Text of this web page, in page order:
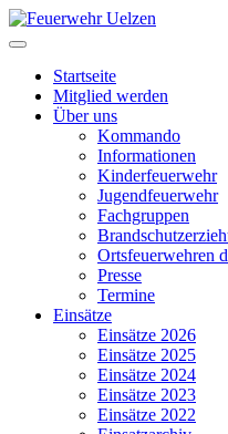
Startseite
Mitglied werden
Über uns
Kommando
Informationen
Kinderfeuerwehr
Jugendfeuerwehr
Fachgruppen
Ortsfeuerwehren
Presse
Termine
Einsätze
Einsätze 2026
Einsätze 2025
Einsätze 2024
Einsätze 2023
Einsätze 2022